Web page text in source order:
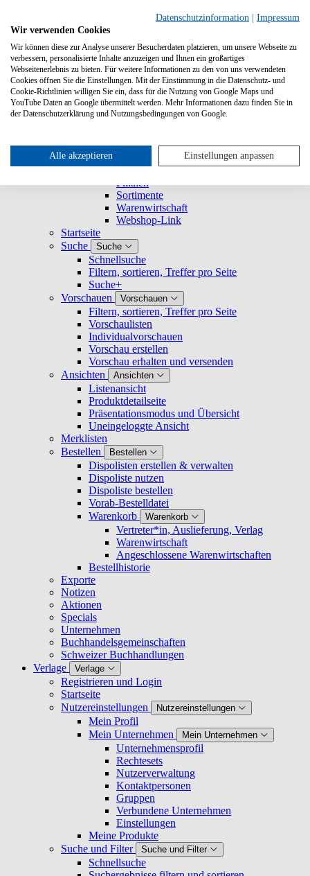
Buchhandlungen Buchhandlungen
Registrieren und Login
Nutzerprofil
Nutzerprofil
Mein Profil
Mein Unternehmen
Mein Unternehmen
Rechtesets
Gruppen
Verbundene Unternehmen
Warengruppen
Filialen
Sortimente
Warenwirtschaft
Webshop-Link
Startseite
Suche
Suche
Schnellsuche
Filtern, sortieren, Treffer pro Seite
Suche+
Vorschauen
Vorschauen
Filtern, sortieren, Treffer pro Seite
Vorschaulisten
Individualvorschauen
Vorschau erstellen
Vorschau erhalten und versenden
Ansichten
Ansichten
Listenansicht
Produktdetailseite
Präsentationsmodus und Übersicht
Uneingeloggte Ansicht
Merklisten
Bestellen
Bestellen
Dispolisten erstellen & verwalten
Dispoliste nutzen
Dispoliste bestellen
Vorab-Bestelldatei
Warenkorb
Warenkorb
Vertreter*in, Auslieferung, Verlag
Warenwirtschaft
Angeschlossene Warenwirtschaften
Bestellhistorie
Exporte
Notizen
Aktionen
Specials
Unternehmen
Buchhandelsgemeinschaften
Schweizer Buchhandlungen
Verlage
Verlage
Registrieren und Login
Startseite
Nutzereinstellungen
Nutzereinstellungen
Mein Profil
Mein Unternehmen
Mein Unternehmen
Unternehmensprofil
Rechtesets
Nutzerverwaltung
Kontaktpersonen
Gruppen
Verbundene Unternehmen
Einstellungen
Meine Produkte
Suche und Filter
Suche und Filter
Schnellsuche
Datenschutzinformation
Impressum
Wir verwenden Cookies
Wir können diese zur Analyse unserer Besucherdaten platzieren, um unsere Webseite zu
verbessern, personalisierte Inhalte anzuzeigen und Ihnen ein großartiges
Webseitenerlebnis zu bieten. Für weitere Informationen zu den von uns verwendeten
Cookies öffnen Sie die Einstellungen. Mit der Einstimmung in die Datenschutz- und
Cookie-Richtlinien willigen Sie ein, dass für die Nutzung von Google Maps und
YouTube Daten an Google übermittelt werden. Mehr Informationen dazu finden Sie in
der Datenschutzerklärung und Nutzungsbedingungen von Google.
Alle akzeptieren Einstellungen anpassen